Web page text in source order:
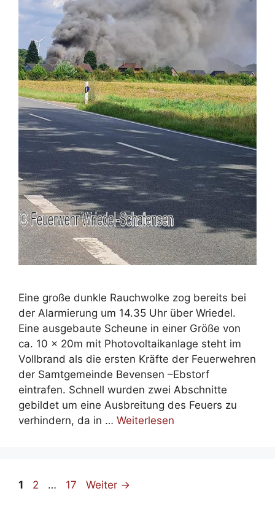
Eine große dunkle Rauchwolke zog bereits bei
der Alarmierung um 14.35 Uhr über Wriedel.
Eine ausgebaute Scheune in einer Größe von
ca. 10 x 20m mit Photovoltaikanlage steht im
Vollbrand als die ersten Kräfte der Feuerwehren
der Samtgemeinde Bevensen –Ebstorf
eintrafen. Schnell wurden zwei Abschnitte
gebildet um eine Ausbreitung des Feuers zu
verhindern, da in … Weiterlesen
Seite
1 Seite
2 … Seite
17 Weiter →